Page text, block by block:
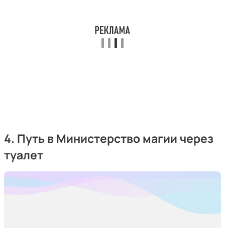
4. Путь в Министерство магии через
туалет